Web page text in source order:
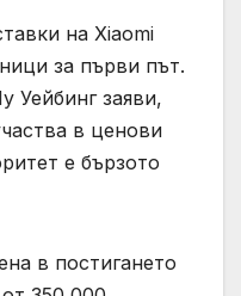
на Xiaomi
за първи път.
Уейбинг заяви,
в ценови
е бързото
в постигането